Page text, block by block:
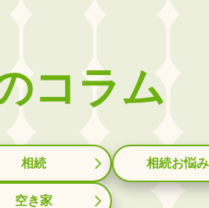
コラム
相続 相続お悩
空き家